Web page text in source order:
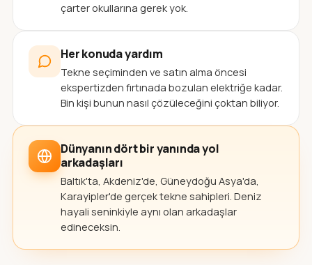
çarter okullarına gerek yok.
Her konuda yardım
Tekne seçiminden ve satın alma öncesi
ekspertizden fırtınada bozulan elektriğe kadar.
Bin kişi bunun nasıl çözüleceğini çoktan biliyor.
Dünyanın dört bir yanında yol
arkadaşları
Baltık'ta, Akdeniz'de, Güneydoğu Asya'da,
Karayipler'de gerçek tekne sahipleri. Deniz
hayali seninkiyle aynı olan arkadaşlar
edineceksin.